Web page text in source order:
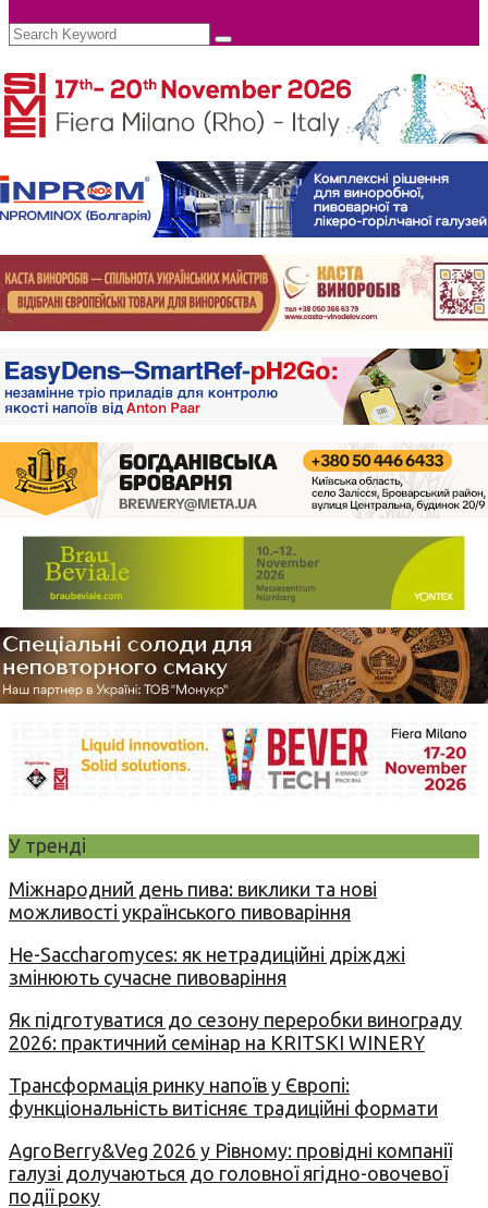
У тренді
Міжнародний день пива: виклики та нові
можливості українського пивоваріння
Не-Saccharomyces: як нетрадиційні дріжджі
змінюють сучасне пивоваріння
Як підготуватися до сезону переробки винограду
2026: практичний семінар на KRITSKI WINERY
Трансформація ринку напоїв у Європі:
функціональність витісняє традиційні формати
AgroBerry&Veg 2026 у Рівному: провідні компанії
галузі долучаються до головної ягідно-овочевої
події року